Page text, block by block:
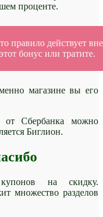
проценте.
правило действует вне
бонус или тратите.
магазине вы его
от Сбербанка можно
Биглион.
на скидку.
множество разделов